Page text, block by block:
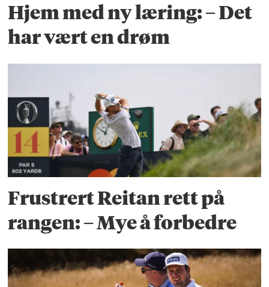
Hjem med ny læring: – Det
har vært en drøm
Frustrert Reitan rett på
rangen: – Mye å forbedre